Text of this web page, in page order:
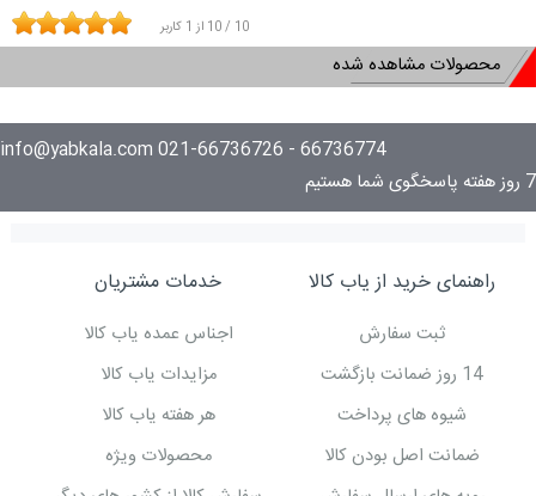
10 / 10 از 1 کاربر
محصولات مشاهده شده
66736774 - 021-66736726 info@yabkala.com
7 روز هفته پاسخگوی شما هستیم
راهنمای خرید از یاب کالا
ثبت سفارش
14 روز ضمانت بازگشت
شیوه های پرداخت
ضمانت اصل بودن کالا
خدمات مشتریان
اجناس عمده یاب کالا
مزایدات یاب کالا
هر هفته یاب کالا
محصولات ویژه